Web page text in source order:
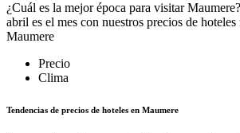
¿Cuál es la mejor época para visitar Maumere?
abril es el mes con nuestros precios de hoteles
Maumere
Precio
Clima
Tendencias de precios de hoteles en Maumere